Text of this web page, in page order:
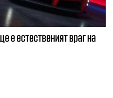
е естественият враг на